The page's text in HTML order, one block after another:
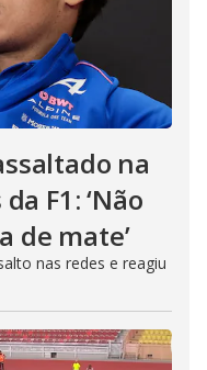
na
F1: ‘Não
de mate’
nas redes e reagiu